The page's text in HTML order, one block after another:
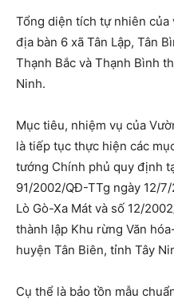
Tổng diện tích tự nhiên
địa bàn 6 xã Tân Lập, Tân
Thạnh Bắc và Thạnh Bình
Ninh.
Mục tiêu, nhiệm vụ của
là tiếp tục thực hiện các
tướng Chính phủ quy định
91/2002/QĐ-TTg ngày 12/
Lò Gò-Xa Mát và số 12/
thành lập Khu rừng Văn
huyện Tân Biên, tỉnh Tây
Cụ thể là bảo tồn mẫu